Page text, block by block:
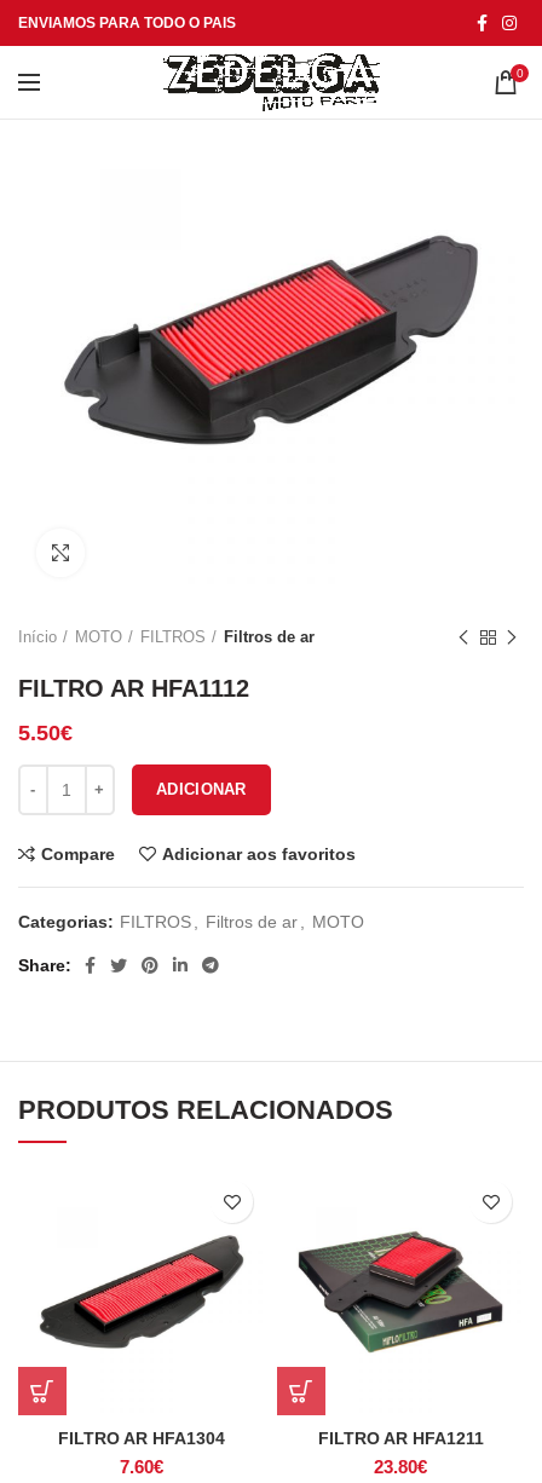
ENVIAMOS PARA TODO O PAIS
0
Início MOTO FILTROS Filtros de ar
FILTRO AR HFA1112
5.50€
ADICIONAR
Compare Adicionar aos favoritos
Categorias: FILTROS Filtros de ar MOTO
Share
PRODUTOS RELACIONADOS
FILTRO AR HFA1304
7.60€
FILTRO AR HFA1211
23.80€